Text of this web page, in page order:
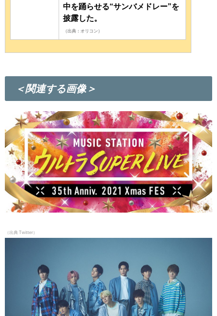
中を踊らせる“サンバメドレー”を
披露した。
（出典：オリコン）
＜関連する画像＞
（出典 Twitter）